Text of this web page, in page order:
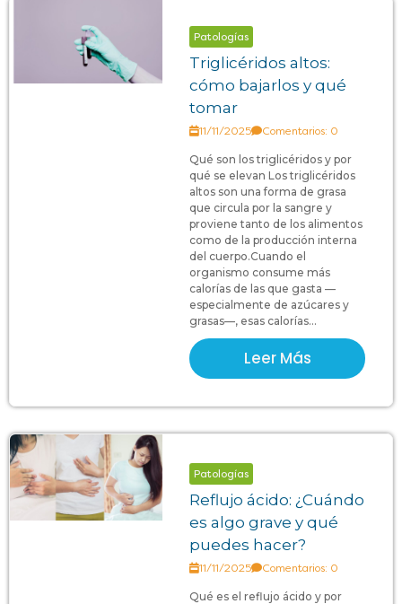
Patologías
Triglicéridos altos:
cómo bajarlos y qué
tomar
11/11/2025 Comentarios: 0
Qué son los triglicéridos y por
qué se elevan Los triglicéridos
altos son una forma de grasa
que circula por la sangre y
proviene tanto de los alimentos
como de la producción interna
del cuerpo.Cuando el
organismo consume más
calorías de las que gasta —
especialmente de azúcares y
grasas—, esas calorías...
Leer Más
Patologías
Reflujo ácido: ¿Cuándo
es algo grave y qué
puedes hacer?
11/11/2025 Comentarios: 0
Qué es el reflujo ácido y por